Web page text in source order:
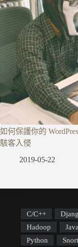
如何保護你的
駭客入侵
2019-05-22
C/C++
Hadoop
Python
Snort